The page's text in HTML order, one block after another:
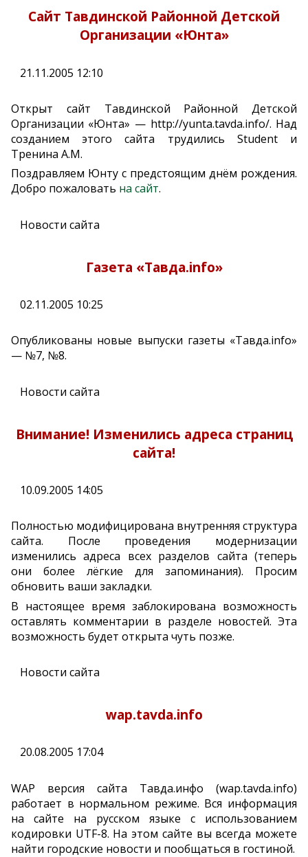
Сайт Тавдинской Районной Детской
Организации «Юнта»
21.11.2005 12:10
Открыт сайт Тавдинской Районной Детской
Организации «Юнта» — http://yunta.tavda.info/. Над
созданием этого сайта трудились Student и
Тренина А.М.
Поздравляем Юнту с предстоящим днём рождения.
Добро пожаловать на сайт.
Новости сайта
Газета «Тавда.info»
02.11.2005 10:25
Опубликованы новые выпуски газеты «Тавда.info»
— №7, №8.
Новости сайта
Внимание! Изменились адреса страниц
сайта!
10.09.2005 14:05
Полностью модифицирована внутренняя структура
сайта. После проведения модернизации
изменились адреса всех разделов сайта (теперь
они более лёгкие для запоминания). Просим
обновить ваши закладки.
В настоящее время заблокирована возможность
оставлять комментарии в разделе новостей. Эта
возможность будет открыта чуть позже.
Новости сайта
wap.tavda.info
20.08.2005 17:04
WAP версия сайта Тавда.инфо (wap.tavda.info)
работает в нормальном режиме. Вся информация
на сайте на русском языке с использованием
кодировки UTF-8. На этом сайте вы всегда можете
найти городские новости и пообщаться в гостиной.